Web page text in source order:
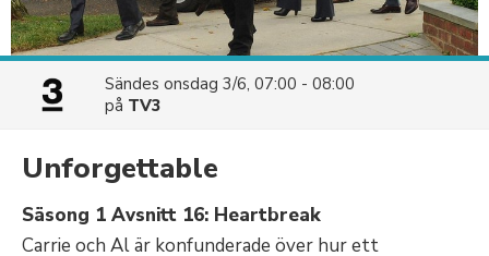
Sändes onsdag 3/6, 07:00 - 08:00
på TV3
Unforgettable
Säsong 1 Avsnitt 16: Heartbreak
Carrie och Al är konfunderade över hur ett